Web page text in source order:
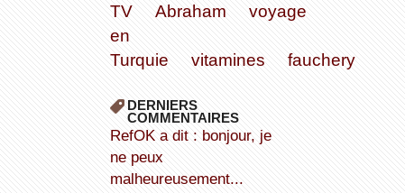
TV
Abraham
voyage
en
Turquie
vitamines fauchery
DERNIERS
COMMENTAIRES
refOK a dit : bonjour, je
ne peux
malheureusement...